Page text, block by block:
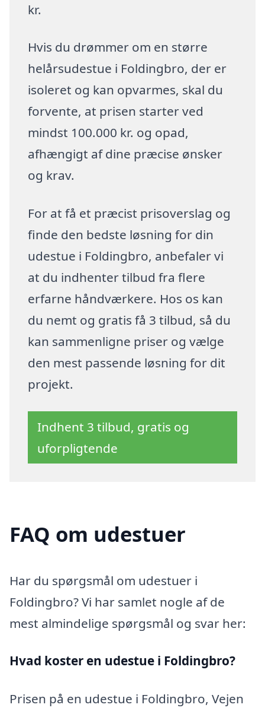
kr.
Hvis du drømmer om en større
helårsudestue i Foldingbro, der er
isoleret og kan opvarmes, skal du
forvente, at prisen starter ved
mindst 100.000 kr. og opad,
afhængigt af dine præcise ønsker
og krav.
For at få et præcist prisoverslag og
finde den bedste løsning for din
udestue i Foldingbro, anbefaler vi
at du indhenter tilbud fra flere
erfarne håndværkere. Hos os kan
du nemt og gratis få 3 tilbud, så du
kan sammenligne priser og vælge
den mest passende løsning for dit
projekt.
Indhent 3 tilbud, gratis og
uforpligtende
FAQ om udestuer
Har du spørgsmål om udestuer i
Foldingbro? Vi har samlet nogle af de
mest almindelige spørgsmål og svar her:
Hvad koster en udestue i Foldingbro?
Prisen på en udestue i Foldingbro, Vejen